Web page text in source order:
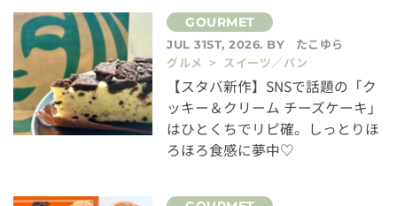
JUL 31ST, 2026. BY
たこゆら
グルメ > スイーツ／パン
【スタバ新作】SNSで話題の「ク
ッキー＆クリーム チーズケーキ」
はひとくちでリピ確。しっとりほ
ろほろ食感に夢中♡